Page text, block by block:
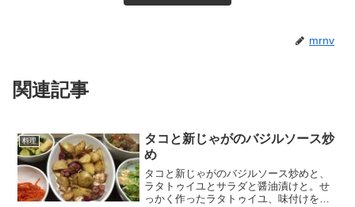
mrnv
関連記事
料理
タコと新じゃがのバジルソース炒
め
タコと新じゃがのバジルソース炒めと、
ラタトゥイユとサラダと醤油漬けと。せ
っかく作ったラタトゥイユ、味付けをす